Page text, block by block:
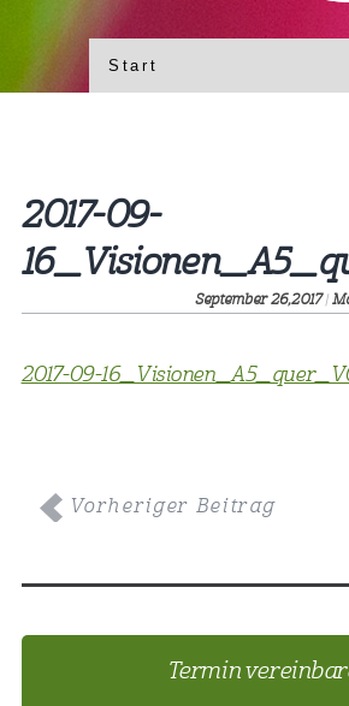
2017-09-
September 26,2017|
2017-09-
Vorheriger Beitrag
Termin